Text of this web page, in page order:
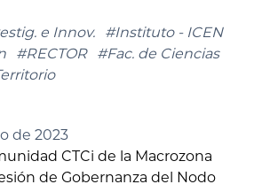
e Innov.
#Instituto - ICEN
#RECTOR
#Fac. de Ciencias
de 2023
CTCi de la Macrozona
de Gobernanza del Nodo